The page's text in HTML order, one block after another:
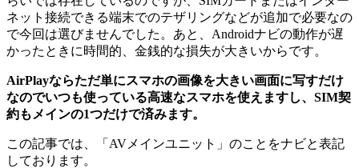
ネット接続できる端末でのテザリングなどが追加で必要なの
で今回は選びませんでした。あと、Androidナビの動作が遅
かったときに時間的、金銭的な損失が大きいからです。
AirPlayならただ単にスマホの画像を大きい画面に写すだけ
なのでいつも使っている高速なスマホを使えますし、SIM契
約もメインの1つだけで済みます。
この記事では、「AVメインユニット」のことをナビと表記
しております。